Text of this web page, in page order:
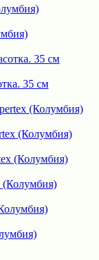
35 см
(Колумбия)
(Колумбия)